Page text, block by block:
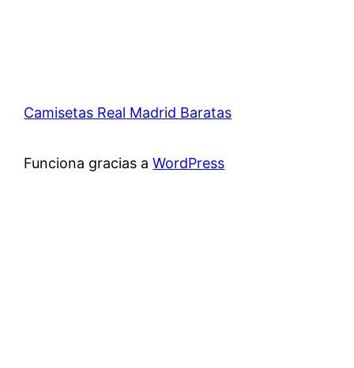
Camisetas Real Madrid Baratas
Funciona gracias aWordPress